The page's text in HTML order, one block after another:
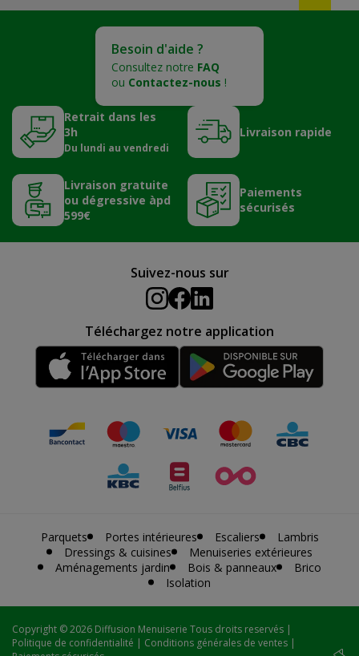
Besoin d'aide ?
Consultez notre FAQ
ou Contactez-nous !
Retrait dans les
3h
Du lundi au vendredi
Livraison rapide
Livraison gratuite
ou dégressive àpd
599€
Paiements
sécurisés
Suivez-nous sur
Téléchargez notre application
Parquets Portes intérieures Escaliers
Lambris
Dressings & cuisines
Menuiseries extérieures
Aménagements jardin
Bois & panneaux
Brico
Isolation
Copyright © 2026 Diffusion Menuiserie Tous droits reservés |
Politique de confidentialité | Conditions générales de ventes |